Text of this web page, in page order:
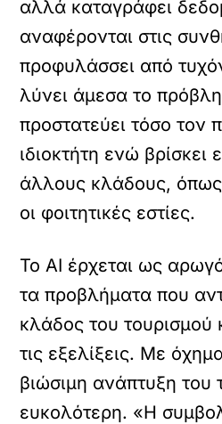
αλλά καταγράφει
αναφέρονται στις
προφυλάσσει από
λύνει άμεσα το
προστατεύει τόσο τον
ιδιοκτήτη ενώ βρίσκει
άλλους κλάδους, όπως
οι φοιτητικές εστίες.
Το AI έρχεται ως
τα προβλήματα που
κλάδος του τουρισμού
τις εξελίξεις. Με
βιώσιμη ανάπτυξη του
ευκολότερη. «Η